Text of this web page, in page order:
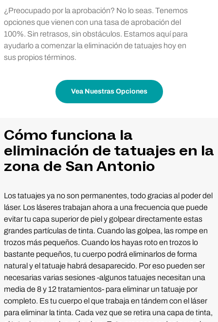
¿Preocupado por la aprobación? No lo seas. Tenemos
opciones que vienen con una tasa de aprobación del
100%. Sin retrasos, sin obstáculos. Estamos aquí para
ayudarlo a comenzar la eliminación de tatuajes hoy en
sus propios términos.
Vea Nuestras Opciones
Cómo funciona la
eliminación de tatuajes en la
zona de San Antonio
Los tatuajes ya no son permanentes, todo gracias al poder del
láser. Los láseres trabajan ahora a una frecuencia que puede
evitar tu capa superior de piel y golpear directamente estas
grandes partículas de tinta. Cuando las golpea, las rompe en
trozos más pequeños. Cuando los hayas roto en trozos lo
bastante pequeños, tu cuerpo podrá eliminarlos de forma
natural y el tatuaje habrá desaparecido. Por eso pueden ser
necesarias varias sesiones -algunos tatuajes necesitan una
media de 8 y 12 tratamientos- para eliminar un tatuaje por
completo. Es tu cuerpo el que trabaja en tándem con el láser
para eliminar la tinta. Cada vez que se retira una capa de tinta,